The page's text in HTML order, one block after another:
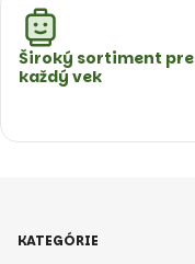
Široký sortiment pre
každý vek
KATEGÓRIE